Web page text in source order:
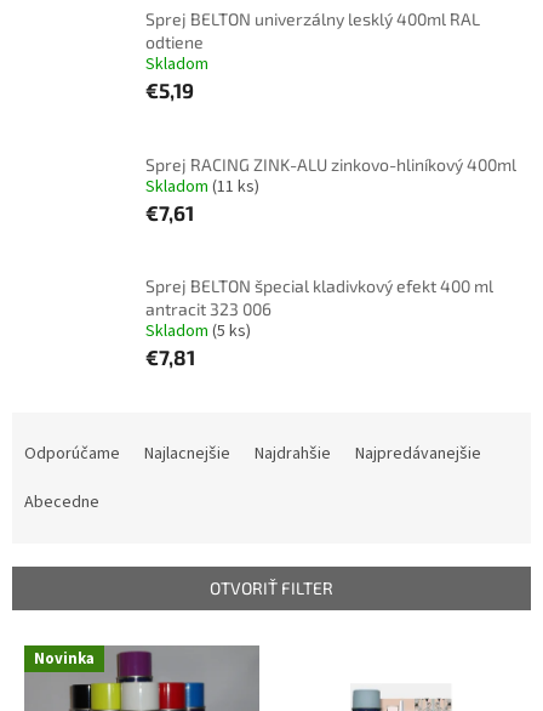
Sprej BELTON univerzálny lesklý 400ml RAL
odtiene
Skladom
€5,19
Sprej RACING ZINK-ALU zinkovo-hliníkový 400ml
Skladom (11 ks)
€7,61
Sprej BELTON špecial kladivkový efekt 400 ml
antracit 323 006
Skladom (5 ks)
€7,81
p
Odporúčame Najlacnejšie Najdrahšie
Najpredávanejšie
Abecedne
OTVORIŤ FILTER
V Novinka